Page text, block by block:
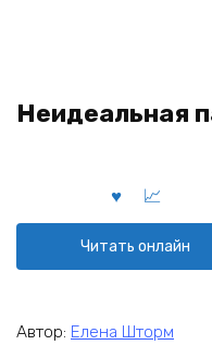
Неидеальная
Читать онлайн
Автор: Елена Шторм